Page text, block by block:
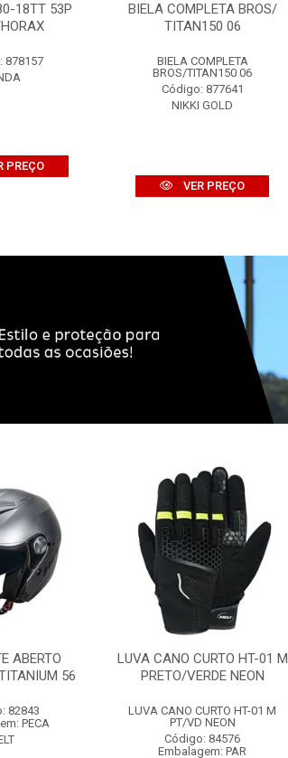
18TT 53P
878157
PREÇO
BIELA COMPLETA BROS/
TITAN150 06
BIELA COMPLETA
BROS/TITAN150 06
Código: 877641
NIKKI GOLD
VER PREÇO
ABERTO
56
82843
PECA
LUVA CANO CURTO HT-01 M
PRETO/VERDE NEON
LUVA CANO CURTO HT-01 M
PT/VD NEON
Código: 84576
Embalagem: PAR